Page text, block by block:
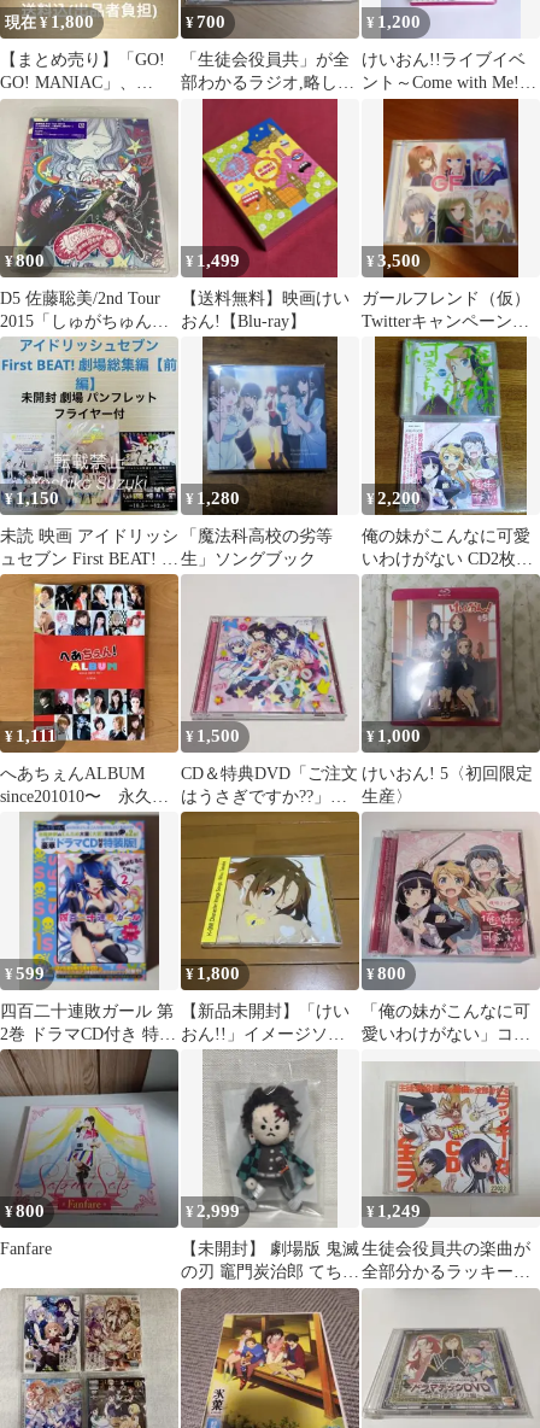
現在 ¥ 1,800
【まとめ売り】「GO!
GO! MANIAC」、
「Listen!!」【2枚組】
¥700
「生徒会役員共」が全
部わかるラジオ,略して
¥ 1,200
けいおん!!ライブイベ
ント～Come with Me!!
¥800
D5 佐藤聡美/2nd Tour
2015「しゅがちゅん。
～導かれし星たち～」
¥ 1,499
【送料無料】映画けい
おん!【Blu-ray】
¥3,500
ガールフレンド（仮）
Twitterキャンペーン
MEMORIES CD
¥ 1,150
未読 映画 アイドリッシ
ュセブン First BEAT! 劇
場総集編
¥ 1,280
「魔法科高校の劣等
生」ソングブック
¥2,200
俺の妹がこんなに可愛
いわけがない CD2枚セ
ット
¥ 1,111
へあちぇんALBUM
since201010〜 永久保
存版 声優グランプリ
¥ 1,500
CD＆特典DVD「ご注文
はうさぎですか??」オ
ープニングテーマ～ノ
¥ 1,000
けいおん! 5〈初回限定
生産〉
¥599
四百二十連敗ガール 第
2巻 ドラマCD付き 特装
版 江口拓也 雨宮天 桐
山なると
¥ 1,800
【新品未開封】「けい
おん!!」イメージソン
グ 田井中律(CV:佐藤聡
美)
¥800
「俺の妹がこんなに可
愛いわけがない」コン
プリートコレクション
+俺妹コンプ+!
¥800
Fanfare
¥2,999
【未開封】 劇場版 鬼滅
の刃 竈門炭治郎 てちて
ちマスコット 購入特典
¥ 1,249
生徒会役員共の楽曲が
全部分かるラッキーな
CD、略して、全ラ。